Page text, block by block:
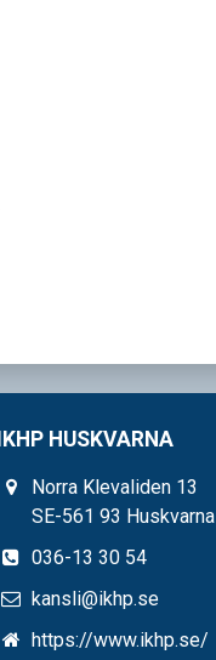
IKHP HUSKVARNA
Norra Klevaliden 13
SE-561 93 Huskvarna
036-13 30 54
kansli@ikhp.se
https://www.ikhp.se/